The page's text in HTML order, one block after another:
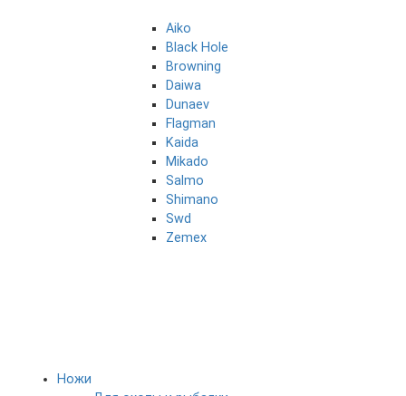
Aiko
Black Hole
Browning
Daiwa
Dunaev
Flagman
Kaida
Mikado
Salmo
Shimano
Swd
Zemex
Ножи